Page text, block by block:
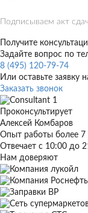
Подписываем акт
Получите
Задайте вопрос по
8 (495) 120-79-74
Или оставьте заявку
Заказать звонок
Проконсультирует
Алексей Комбаров
Опыт работы более 7
Отвечает с 10:00 до
Нам доверяют